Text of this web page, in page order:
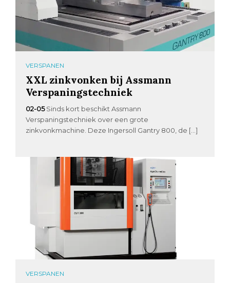
VERSPANEN
XXL zinkvonken bij Assmann
Verspaningstechniek
02-05 Sinds kort beschikt Assmann
Verspaningstechniek over een grote
zinkvonkmachine. Deze Ingersoll Gantry 800, de […]
VERSPANEN